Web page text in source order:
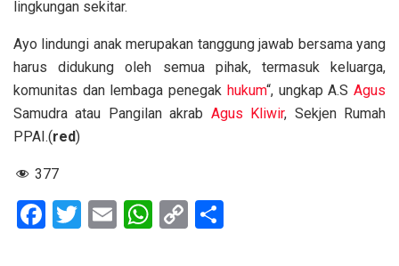
lingkungan sekitar.
Ayo lindungi anak merupakan tanggung jawab bersama yang
harus didukung oleh semua pihak, termasuk keluarga,
komunitas dan lembaga penegak hukum“, ungkap A.SAgus
Samudra atau Pangilan akrab Agus Kliwir, Sekjen Rumah
PPAI.(red)
377
F
T
E
W
C